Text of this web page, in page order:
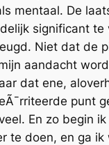
mentaal. De
significant te
Niet dat de
aandacht
dat ene,
punt
En zo begin
te doen, en ga ik